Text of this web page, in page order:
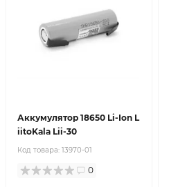
Аккумулятор 18650 Li-Ion L
iitoKala Lii-30
Код товара: 13970-01
0